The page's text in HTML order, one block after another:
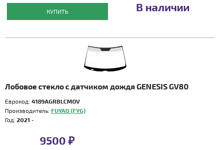
КУПИТЬ В наличии
Лобовое стекло с датчиком дождя GENESIS GV80
Еврокод: 4189AGRBLCMOV
Производитель: FUYAO (FYG)
Год: 2021 -
9500 ₽